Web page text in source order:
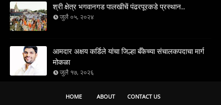
श्री क्षेत्र भगवानगड पालखीचें पंढरपूरकडे प्रस्थान..
जुलै ०५, २०२४
आमदार अक्षय कर्डिले यांचा जिल्हा बँकेच्या संचालकपदाचा मार्ग
मोकळा
जुलै १७, २०२६
HOME ABOUT CONTACT US